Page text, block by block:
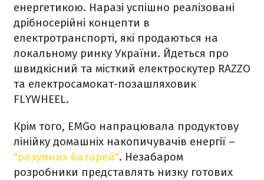
енергетикою. Наразі успішно реалізовані
дрібносерійні концепти в
електротранспорті, які продаються на
локальному ринку України. Йдеться про
швидкісний та місткий електроскутер RAZZO
та електросамокат-позашляховик
FLYWHEEL.
Крім того, EMGo напрацювала продуктову
лінійку домашніх накопичувачів енергії –
"розумних батарей". Незабаром
розробники представлять низку готових